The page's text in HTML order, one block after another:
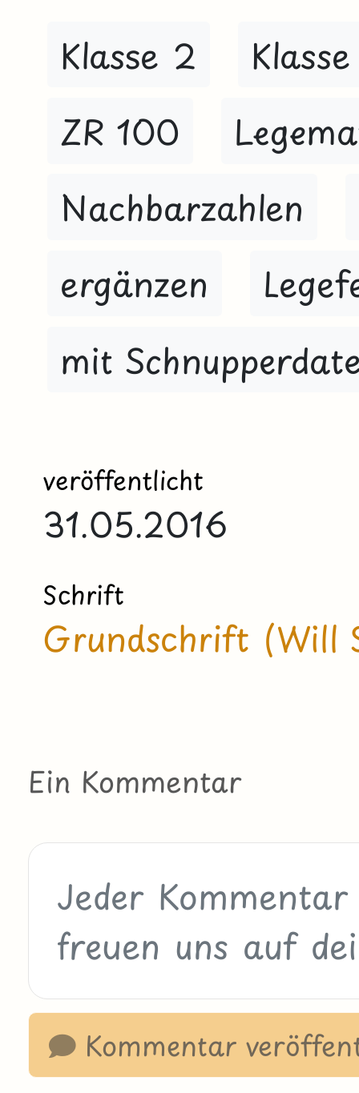
Klasse 2
ZR 100
Nachbarzahlen
ergänzen
mit
veröffentlicht
31.05.2016
Schrift
Grundschrift (Will
Ein Kommentar
Kommentar